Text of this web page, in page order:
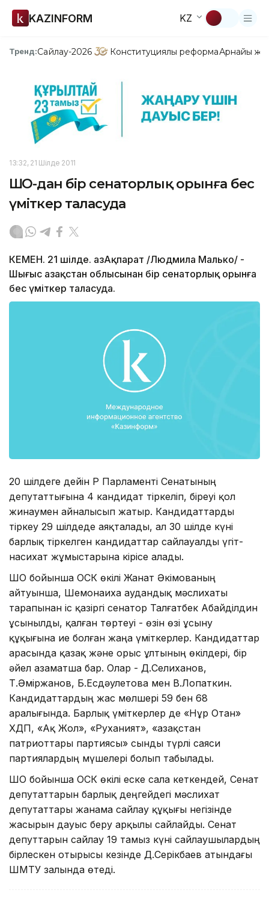
KAZINFORM KZ
Тренд:Сайлау-2026 Конституциялық реформаАрнайы
13:32, 21 Шілде 2011
ШҚО-дан бір сенаторлық орынға бес
үміткер таласуда
КЕМЕН. 21 шілде. ҚазАқпарат /Людмила Малько/ -
Шығыс Қазақстан облысынан бір сенаторлық орынға
бес үміткер таласуда.
20 шілдеге дейін ҚР Парламенті Сенатының
депутаттығына 4 кандидат тіркеліп, біреуі қол
жинаумен айналысып жатыр. Кандидаттарды
тіркеу 29 шілдеде аяқталады, ал 30 шілде күні
барлық тіркелген кандидаттар сайлауалды үгіт-
насихат жұмыстарына кірісе алады.
ШҚО бойынша ОСК өкілі Жанат Әкімованың
айтуынша, Шемонаиха аудандық мәслихаты
тарапынан іс қазіргі сенатор Талғатбек Абайділдин
ұсынылды, қалған төртеуі - өзін өзі ұсыну
құқығына ие болған жаңа үміткерлер. Кандидаттар
арасында қазақ және орыс ұлтының өкілдері, бір
әйел азаматша бар. Олар - Д.Селиханов,
Т.Әміржанов, Б.Есдәулетова мен В.Лопаткин.
Кандидаттардың жас мөлшері 59 бен 68
аралығында. Барлық үміткерлер де «Нұр Отан»
ХДП, «Ақ Жол», «Руханият», «Қазақстан
патриоттары партиясы» сынды түрлі саяси
партиялардың мүшелері болып табылады.
ШҚО бойынша ОСК өкілі еске сала кеткендей, Сенат
депутаттарын барлық деңгейдегі мәслихат
депутаттары жанама сайлау құқығы негізінде
жасырын дауыс беру арқылы сайлайды. Сенат
депуттарын сайлау 19 тамыз күні сайлаушылардың
бірлескен отырысы кезінде Д.Серікбаев атындағы
ШҚМТУ залында өтеді.